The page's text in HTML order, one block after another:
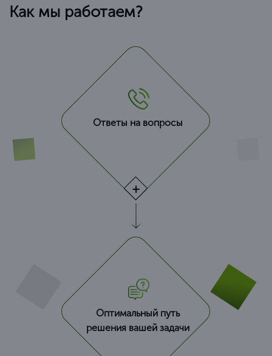
Как мы работаем?
Ответы на вопросы
Оптимальный путь
решения вашей задачи